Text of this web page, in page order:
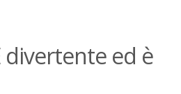
divertente ed è